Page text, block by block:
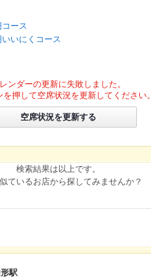
ース
いにくコース
ンダーの更新に失敗しました。
を押して空席状況を更新してください。
空席状況を更新する
検索結果は以上です。
ているお店から探してみませんか？
駅